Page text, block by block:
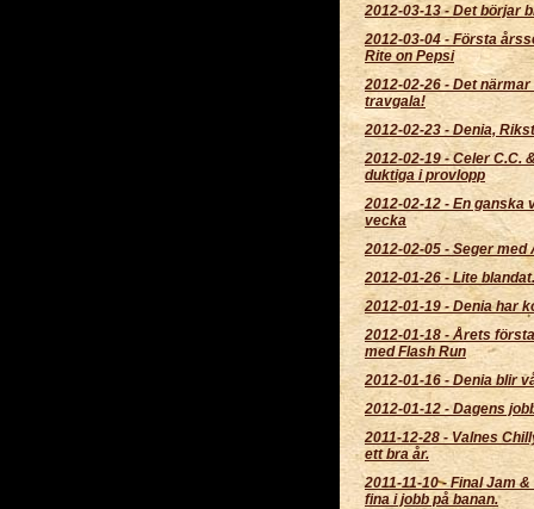
2012-03-13-Det börjar
2012-03-04-Första
Rite on Pepsi
2012-02-26 - Det närmar
travgala!
2012-02-23 - Denia,
2012-02-19-Celer C.C.
duktiga i provlopp
2012-02-12 - En ganska
vecka
2012-02-05 -Seger med
2012-01-26- Lite
2012-01-19- Denia har
2012-01-18 -Årets
med Flash Run
2012-01-16 - Denia blir
2012-01-12 -Dagens
2011-12-28 -Valnes
ett bra år.
2011-11-10-Final Jam
fina i jobb på banan.